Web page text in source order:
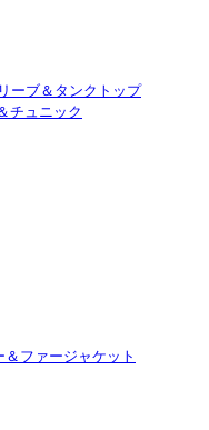
ーブ＆タンクトップ
チュニック
＆ファージャケット